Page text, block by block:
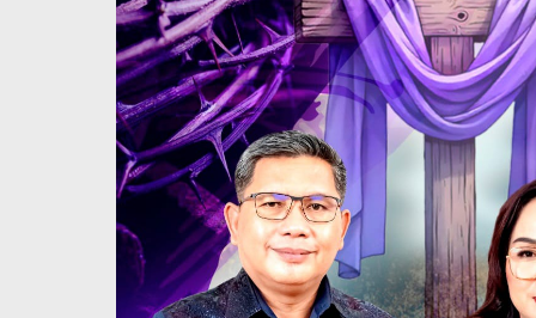
Maluku,
Baru
6
Orang
Memenuhi
Syarat